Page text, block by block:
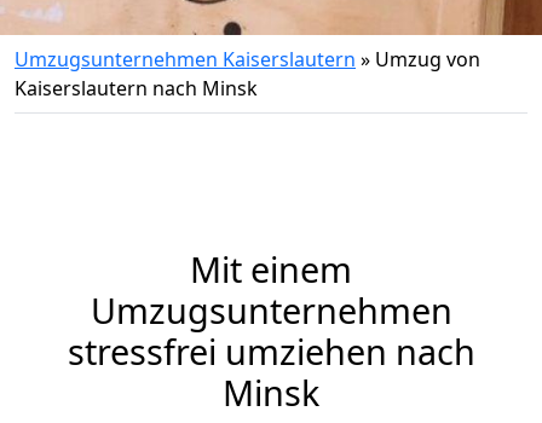
Umzugsunternehmen Kaiserslautern » Umzug von
Kaiserslautern nach Minsk
Mit einem
Umzugsunternehmen
stressfrei umziehen nach
Minsk